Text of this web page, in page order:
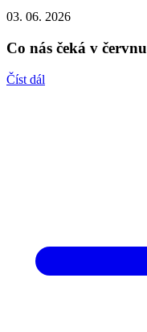
03. 06. 2026
Co nás čeká v červnu
Číst dál